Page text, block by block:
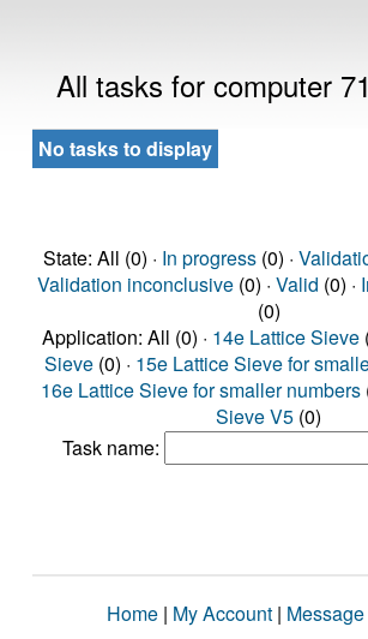
All tasks for computer
No tasks to display
State: All (0) · In progress(0) ·
Validation inconclusive(0) · Valid (0) ·
(0)
Application: All (0) · 14e Lattice Sieve
Sieve (0) · 15e Lattice Sieve for
16e Lattice Sieve for smaller numbers
Sieve V5 (0)
Task name:
Home | My Account |